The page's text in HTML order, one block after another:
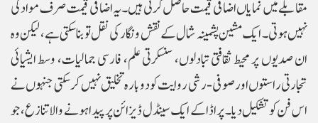
مقابلے میں نمایاں اضافی قیمت حاصل کرتی ہیں۔ یہ اضافی قیمت صرف مواد کی
نہیں ہوتی۔ ایک مشین پشمینہ شال کے نقش و نگار کی نقل تو بنا سکتی ہے، لیکن وہ
ان صدیوں پر محیط ثقافتی تبادلوں، سنسکرتی علم، فارسی جمالیات، وسط ایشیائی
تجارتی راستوں اور صوفی-رشی روایت کو دوبارہ تخلیق نہیں کر سکتی جنہوں نے
اس فن کو تشکیل دیا۔ پراڈا کے ایک سینڈل ڈیزائن پر پیدا ہونے والا تنازع، جو